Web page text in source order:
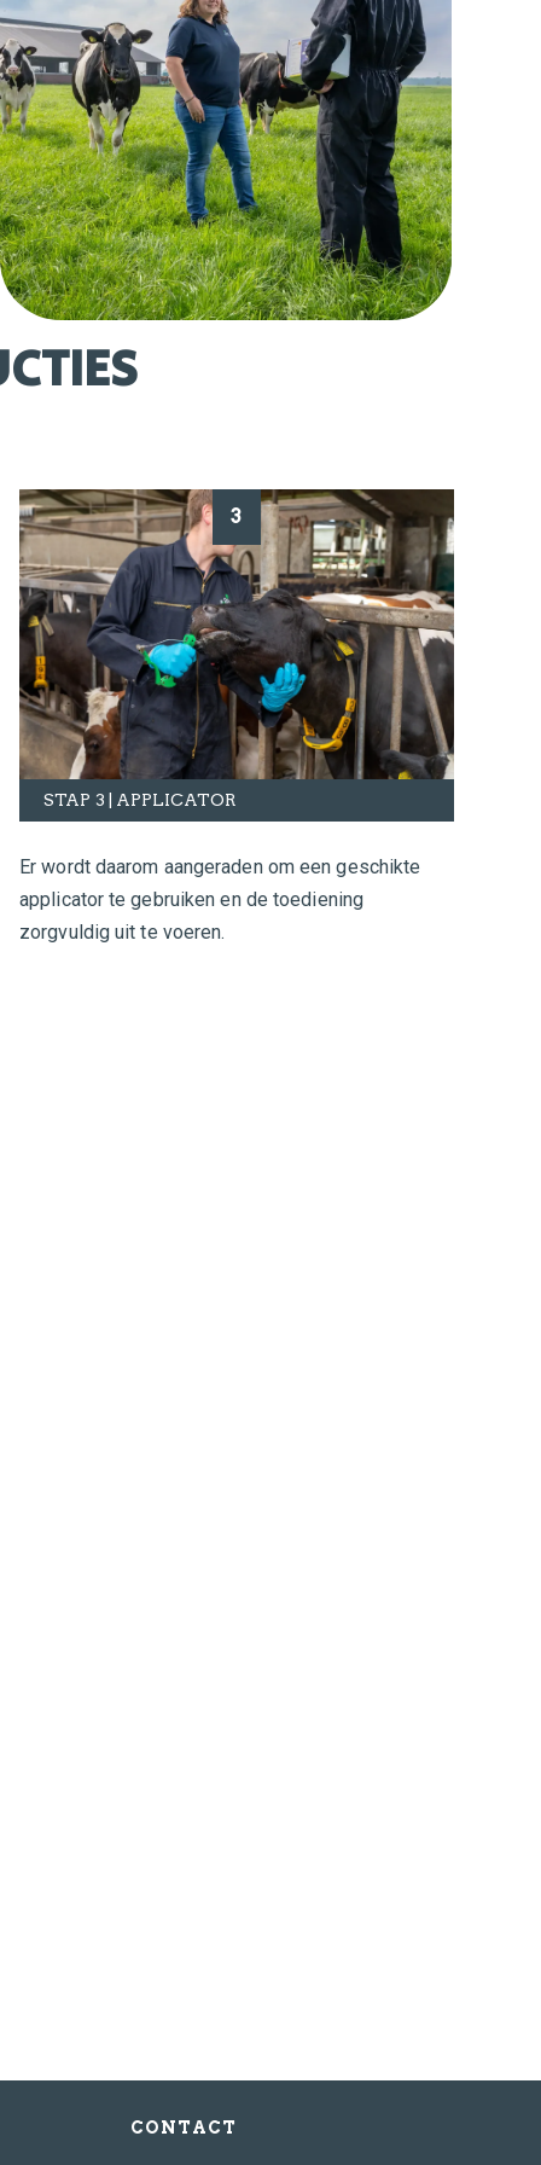
3
STAP 3 | APPLICATOR
Er wordt daarom aangeraden om een geschikte
applicator te gebruiken en de toediening
zorgvuldig uit te voeren.
CONTACT